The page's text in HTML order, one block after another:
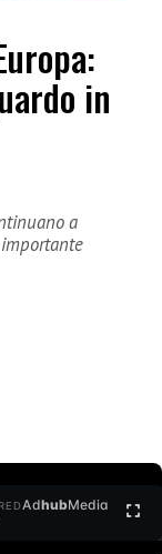
in
a
AdhubMedia